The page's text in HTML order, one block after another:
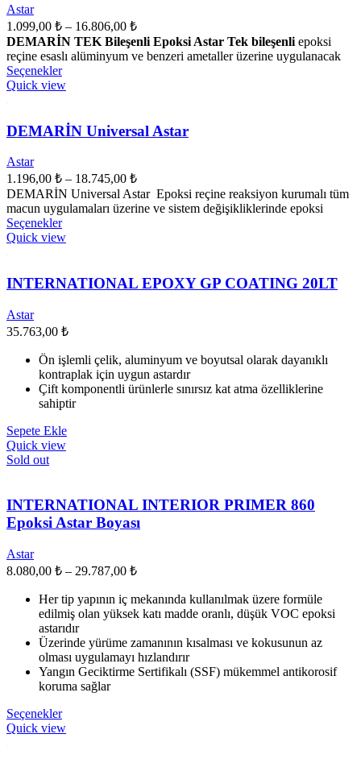
seçilebilir
Astar
1.099,00 ₺ – 16.806,00 ₺Fiyat
aralığı:
1.099,00 ₺
DEMARİN TEK Bileşenli Epoksi Astar Tek bileşenli epoksi
reçine esaslı alüminyum ve benzeri ametaller üzerine uygulanacak
SeçeneklerBu
ürünün
varyasyonu
var.
ürün
sayfasından
seçilebilir
Quick view
DEMARİN Universal Astar
Astar
1.196,00 ₺ – 18.745,00 ₺Fiyat
aralığı:
1.196,00 ₺
DEMARİN Universal Astar Epoksi reçine reaksiyon kurumalı tüm
macun uygulamaları üzerine ve sistem değişikliklerinde epoksi
SeçeneklerBu
ürünün
varyasyonu
var.
ürün
sayfasından
seçilebilir
Quick view
INTERNATIONAL EPOXY GP COATING 20LT
Astar
35.763,00 ₺
Ön işlemli çelik, aluminyum ve boyutsal olarak dayanıklı
kontraplak için uygun astardır
Çift komponentli ürünlerle sınırsız kat atma özelliklerine
sahiptir
Sepete Ekle
Quick view
Sold out
INTERNATIONAL INTERIOR PRIMER 860
Epoksi Astar Boyası
Astar
8.080,00 ₺ – 29.787,00 ₺Fiyat
8.080,00 ₺
-
Her tip yapının iç mekanında kullanılmak üzere formüle
edilmiş olan yüksek katı madde oranlı, düşük VOC epoksi
astarıdır
Üzerinde yürüme zamanının kısalması ve kokusunun az
olması uygulamayı hızlandırır
Yangın Geciktirme Sertifikalı (SSF) mükemmel antikorosif
koruma sağlar
SeçeneklerBu
ürünün
Quick view